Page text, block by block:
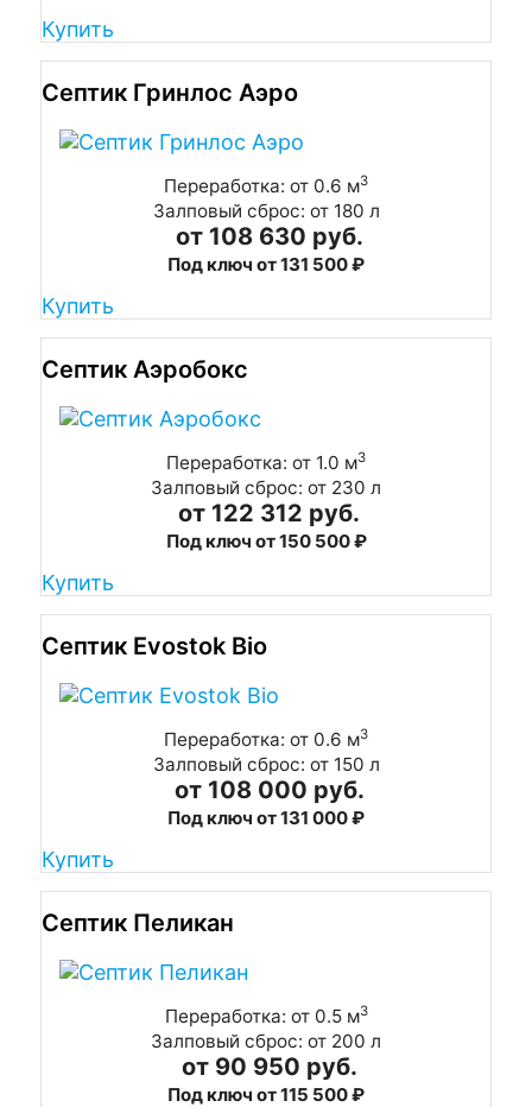
Купить
Септик Гринлос Аэро
Переработка: от 0.6 м3
Залповый сброс: от 180 л
от 108 630 руб.
Под ключ от 131 500 ₽
Купить
Септик Аэробокс
Переработка: от 1.0 м3
Залповый сброс: от 230 л
от 122 312 руб.
Под ключ от 150 500 ₽
Купить
Септик Evostok Bio
Переработка: от 0.6 м3
Залповый сброс: от 150 л
от 108 000 руб.
Под ключ от 131 000 ₽
Купить
Септик Пеликан
Переработка: от 0.5 м3
Залповый сброс: от 200 л
от 90 950 руб.
Под ключ от 115 500 ₽